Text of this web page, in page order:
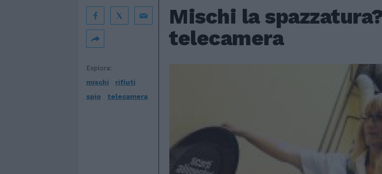
Mischi la
telecamera
Esplora:
mischi
rifiuti
spio
telecamera